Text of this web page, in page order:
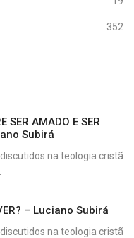
352
SER AMADO E SER
Subirá
na teologia cristã
– Luciano Subirá
na teologia cristã